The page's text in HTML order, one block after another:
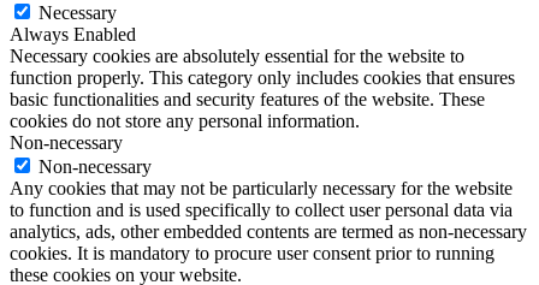
Necessary
Always Enabled
Necessary cookies are absolutely essential for the website to
function properly. This category only includes cookies that ensures
basic functionalities and security features of the website. These
cookies do not store any personal information.
Non-necessary
Non-necessary
Any cookies that may not be particularly necessary for the website
to function and is used specifically to collect user personal data via
analytics, ads, other embedded contents are termed as non-necessary
cookies. It is mandatory to procure user consent prior to running
these cookies on your website.